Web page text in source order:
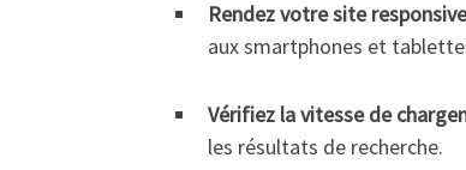
Rendez votre site
aux smartphones et
Vérifiez la vitesse de
les résultats de recherche.